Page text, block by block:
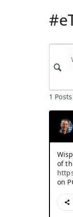
1
of
on